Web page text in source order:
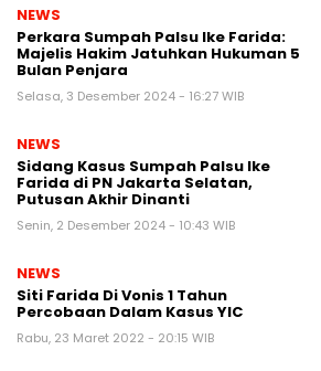
NEWS
Perkara Sumpah Palsu Ike Farida:
Majelis Hakim Jatuhkan Hukuman 5
Bulan Penjara
Selasa, 3 Desember 2024 - 16:27 WIB
NEWS
Sidang Kasus Sumpah Palsu Ike
Farida di PN Jakarta Selatan,
Putusan Akhir Dinanti
Senin, 2 Desember 2024 - 10:43 WIB
NEWS
Siti Farida Di Vonis 1 Tahun
Percobaan Dalam Kasus YIC
Rabu, 23 Maret 2022 - 20:15 WIB